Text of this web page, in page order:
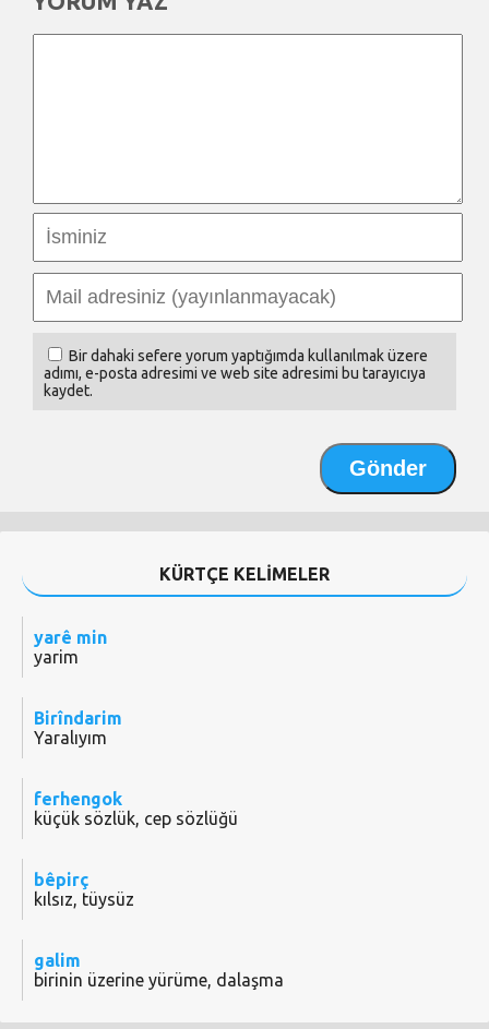
Bir dahaki sefere yorum yaptığımda kullanılmak üzere
adımı, e-posta adresimi ve web site adresimi bu tarayıcıya
kaydet.
KÜRTÇE KELİMELER
yarê min
yarim
Birîndarim
Yaralıyım
ferhengok
küçük sözlük, cep sözlüğü
bêpirç
kılsız, tüysüz
galim
birinin üzerine yürüme, dalaşma